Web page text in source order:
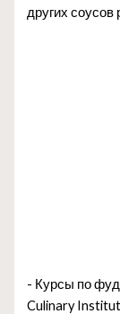
других соусов
- Курсы по
Culinary